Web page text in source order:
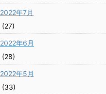
2022年7月
(27)
2022年6月
(28)
2022年5月
(33)